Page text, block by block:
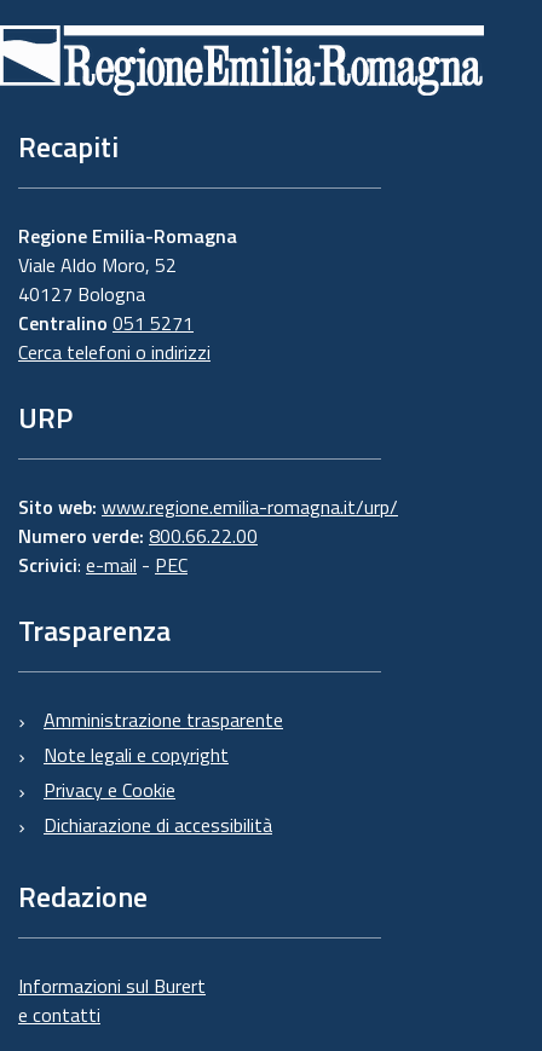
di
pagina
Recapiti
Regione Emilia-Romagna
Viale Aldo Moro, 52
40127 Bologna
Centralino 051 5271
Cerca telefoni o indirizzi
URP
Sito web: www.regione.emilia-romagna.it/urp/
Numero verde: 800.66.22.00
Scrivici: e-mail - PEC
Trasparenza
Amministrazione trasparente
Note legali e copyright
Privacy e Cookie
Dichiarazione di accessibilità
Redazione
Informazioni sul Burert
e contatti